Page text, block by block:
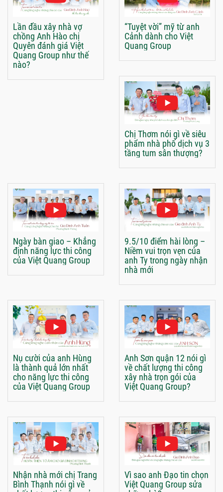
Lần đầu xây nhà vợ
chồng Anh Hào chị
Quyên đánh giá Việt
Quang Group như thế
nào?
“Tuyệt vời” mỹ từ anh
Cảnh dành cho Việt
Quang Group
Chị Thơm nói gì về siêu
phẩm nhà phố dịch vụ 3
tầng tum sân thượng?
Ngày bàn giao – Khẳng
định năng lực thi công
của Việt Quang Group
9.5/10 điểm hài lòng –
Niềm vui trọn vẹn của
anh Ty trong ngày nhận
nhà mới
Nụ cười của anh Hùng
là thành quả lớn nhất
cho năng lực thi công
của Việt Quang Group
Anh Sơn quận 12 nói gì
về chất lượng thi công
xây nhà trọn gói của
Việt Quang Group?
Nhận nhà mới chị Trang
Bình Thạnh nói gì về
Vì sao anh Đạo tin chọn
Việt Quang Group sửa